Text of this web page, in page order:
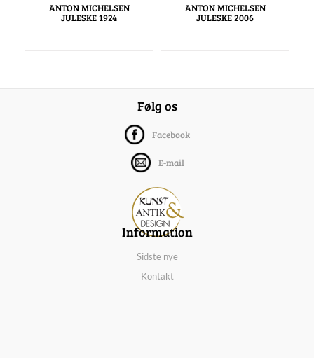
ANTON MICHELSEN
JULESKE 1924
ANTON MICHELSEN
JULESKE 2006
Følg os
Facebook
E-mail
Information
Sidste nye
Kontakt